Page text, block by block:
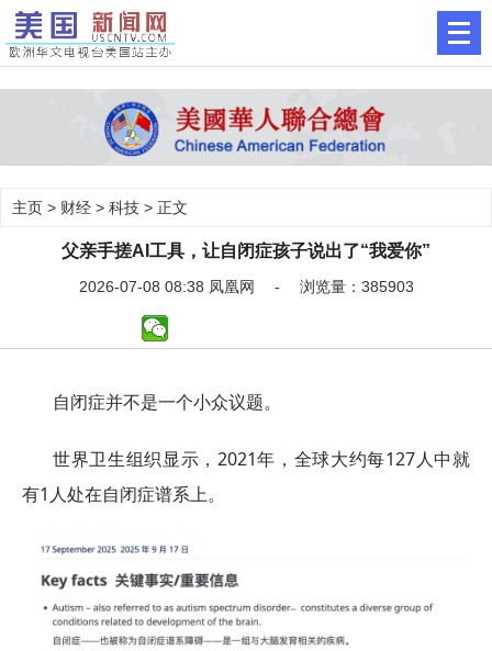
主页 > 财经 > 科技 > 正文
父亲手搓AI工具，让自闭症孩子说出了“我爱你”
2026-07-08 08:38 凤凰网 - 浏览量：385903
自闭症并不是一个小众议题。
世界卫生组织显示，2021年，全球大约每127人中就
有1人处在自闭症谱系上。